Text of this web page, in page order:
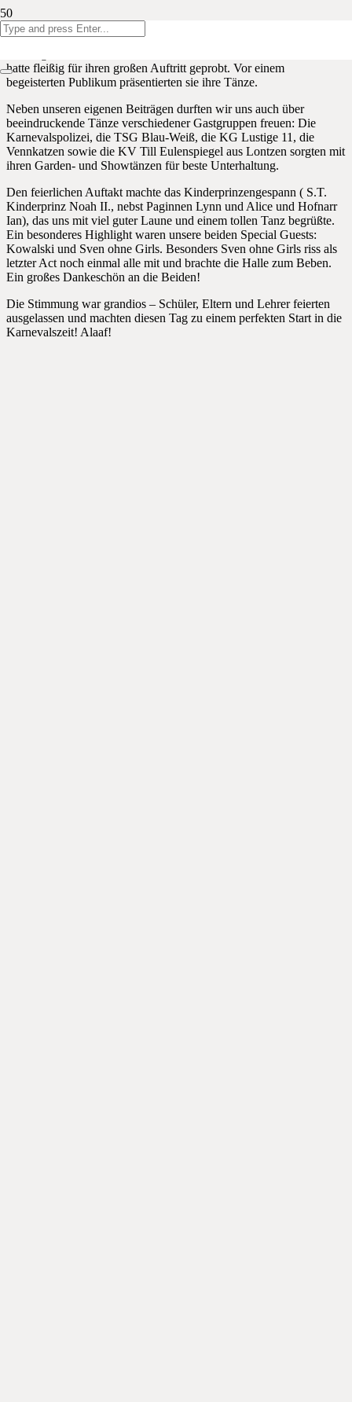
Wie immer am Sonntag vor Altweiber fand unsere alljährliche
Karnevalsfeier statt. Die gesamte Schulgemeinschaft, von den
hatte fleißig für ihren großen Auftritt geprobt. Vor einem
begeisterten Publikum präsentierten sie ihre Tänze.
Neben unseren eigenen Beiträgen durften wir uns auch über
beeindruckende Tänze verschiedener Gastgruppen freuen: Die
Karnevalspolizei, die TSG Blau-Weiß, die KG Lustige 11, die
Vennkatzen sowie die KV Till Eulenspiegel aus Lontzen sorgten mit
ihren Garden- und Showtänzen für beste Unterhaltung.
Den feierlichen Auftakt machte das Kinderprinzengespann ( S.T.
Kinderprinz Noah II., nebst Paginnen Lynn und Alice und Hofnarr
Ian), das uns mit viel guter Laune und einem tollen Tanz begrüßte.
Ein besonderes Highlight waren unsere beiden Special Guests:
Kowalski und Sven ohne Girls. Besonders Sven ohne Girls riss als
letzter Act noch einmal alle mit und brachte die Halle zum Beben.
Ein großes Dankeschön an die Beiden!
Die Stimmung war grandios – Schüler, Eltern und Lehrer feierten
ausgelassen und machten diesen Tag zu einem perfekten Start in die
Karnevalszeit! Alaaf!